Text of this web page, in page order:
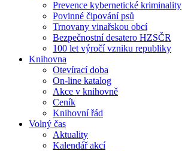
Prevence kybernetické kriminality
Povinné čipování psů
Trnovany vinařskou obcí
Bezpečnostní desatero HZSČR
100 let výročí vzniku republiky
Knihovna
Otevírací doba
On-line katalog
Akce v knihovně
Ceník
Knihovní řád
Volný čas
Aktuality
Kalendář akcí